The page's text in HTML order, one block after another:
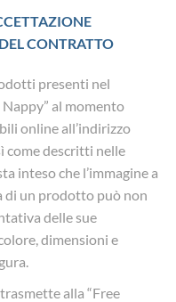
CONTRATTO
presenti nel
al momento
online all’indirizzo
come descritti nelle
inteso che l’immagine a
di un prodotto può non
delle sue
dimensioni e
alla “Free